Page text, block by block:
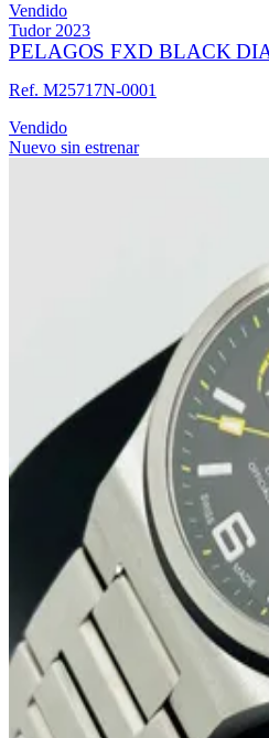
Vendido
Tudor 2023
PELAGOS FXD BLACK
Ref. M25717N-0001
Vendido
Nuevo sin estrenar